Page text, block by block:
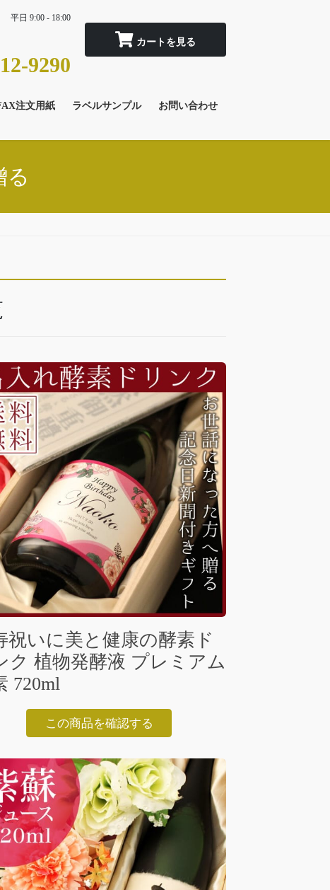
平日 9:00 - 18:00
9290
注文用紙 ラベルサンプル お問い合わせ
る
祝いに美と健康の酵素ド
ク 植物発酵液 プレミアム
720ml
この商品を確認する